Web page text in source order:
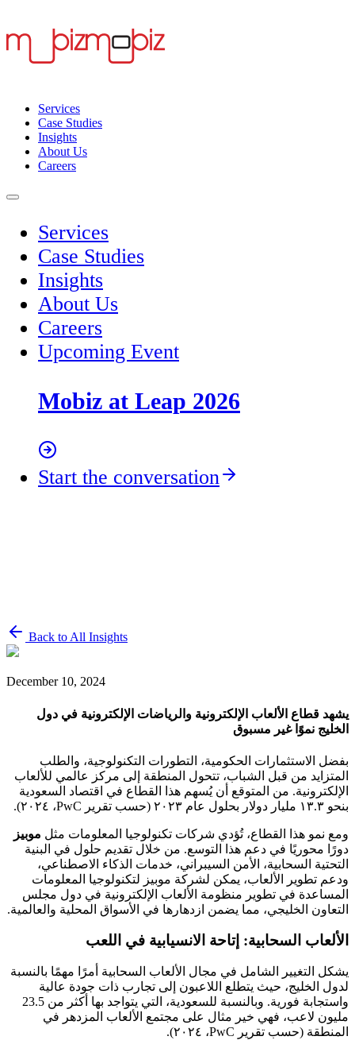
Services
Case Studies
Insights
About Us
Careers
Services
Case Studies
Insights
About Us
Careers
Upcoming Event
Mobiz at Leap 2026
Start the conversation
Back to All Insights
December 10, 2024
يشهد قطاع الألعاب الإلكترونية والرياضات الإلكترونية في دول
الخليج نموًا غير مسبوق
بفضل الاستثمارات الحكومية، التطورات التكنولوجية، والطلب
المتزايد من قبل الشباب، تتحول المنطقة إلى مركز عالمي للألعاب
الإلكترونية. من المتوقع أن يُسهم هذا القطاع في اقتصاد السعودية
بنحو ١٣.٣ مليار دولار بحلول عام ٢٠٢٣ (حسب تقرير PwC، ٢٠٢٤).
ومع نمو هذا القطاع، تُؤدي شركات تكنولوجيا المعلومات مثل موبيز
دورًا محوريًا في دعم هذا التوسع. من خلال تقديم حلول في البنية
التحتية السحابية، الأمن السيبراني، خدمات الذكاء الاصطناعي،
ودعم تطوير الألعاب، يمكن لشركة موبيز لتكنولوجيا المعلومات
المساعدة في تطوير منظومة الألعاب الإلكترونية في دول مجلس
التعاون الخليجي، مما يضمن ازدهارها في الأسواق المحلية والعالمية.
الألعاب السحابية: إتاحة الانسيابية في اللعب
يشكل التغيير الشامل في مجال الألعاب السحابية أمرًا مهمًا بالنسبة
لدول الخليج، حيث يتطلع اللاعبون إلى تجارب ذات جودة عالية
واستجابة فورية. وبالنسبة للسعودية، التي يتواجد بها أكثر من 23.5
مليون لاعب، فهي خير مثال على مجتمع الألعاب المزدهر في
المنطقة (حسب تقرير PwC، ٢٠٢٤).